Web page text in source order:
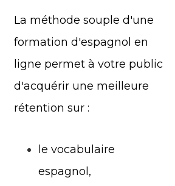
La méthode souple d'une
formation d'espagnol en
ligne permet à votre public
d'acquérir une meilleure
rétention sur :
le vocabulaire
espagnol,